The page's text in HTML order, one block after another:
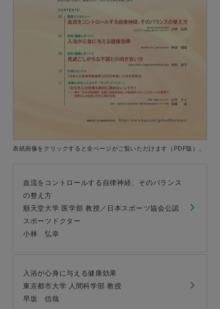
表紙画像をクリックすると全ページがご覧いただけます （PDF版）。
血流をコントロールする自律神経、そのバランス
の整え方
順天堂大学 医学部 教授／日本スポーツ協会公認
スポーツドクター
小林 弘幸
入浴が心身に与える健康効果
東京都市大学 人間科学部 教授
早坂 信哉